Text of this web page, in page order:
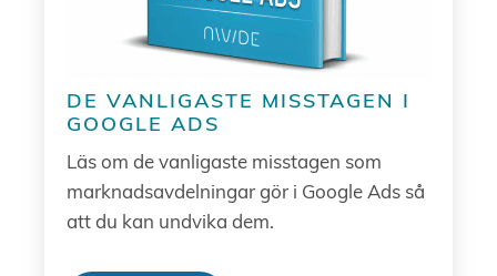
DE VANLIGASTE MISSTAGEN I
GOOGLE ADS
Läs om de vanligaste misstagen som
marknadsavdelningar gör i Google Ads så
att du kan undvika dem.